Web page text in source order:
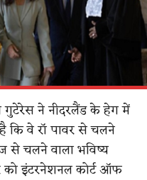
गुटेरेस ने नीदरलैंड के हेग में
कि वे रॉ पावर से चलने
से चलने वाला भविष्य
को इंटरनेशनल कोर्ट ऑफ